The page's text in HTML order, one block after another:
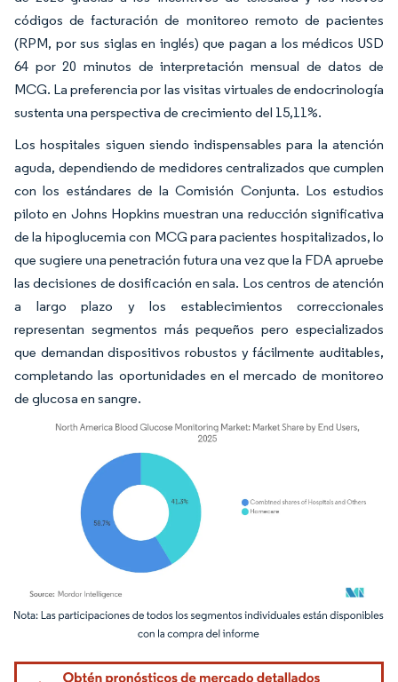
códigos de facturación de monitoreo remoto de pacientes
(RPM, por sus siglas en inglés) que pagan a los médicos USD
64 por 20 minutos de interpretación mensual de datos de
MCG. La preferencia por las visitas virtuales de endocrinología
sustenta una perspectiva de crecimiento del 15,11%.
Los hospitales siguen siendo indispensables para la atención
aguda, dependiendo de medidores centralizados que cumplen
con los estándares de la Comisión Conjunta. Los estudios
piloto en Johns Hopkins muestran una reducción significativa
de la hipoglucemia con MCG para pacientes hospitalizados, lo
que sugiere una penetración futura una vez que la FDA apruebe
las decisiones de dosificación en sala. Los centros de atención
a largo plazo y los establecimientos correccionales
representan segmentos más pequeños pero especializados
que demandan dispositivos robustos y fácilmente auditables,
completando las oportunidades en el mercado de monitoreo
de glucosa en sangre.
Imagen © Mordor Intelligence. El uso requiere atribución según CC BY 4.0.